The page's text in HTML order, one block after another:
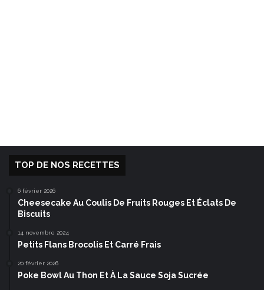
TOP DE NOS RECETTES
6 février 2026
Cheesecake Au Coulis De Fruits Rouges Et Éclats De
Biscuits
14 novembre 2024
Petits Flans Brocolis Et Carré Frais
20 février 2026
Poke Bowl Au Thon Et À La Sauce Soja Sucrée